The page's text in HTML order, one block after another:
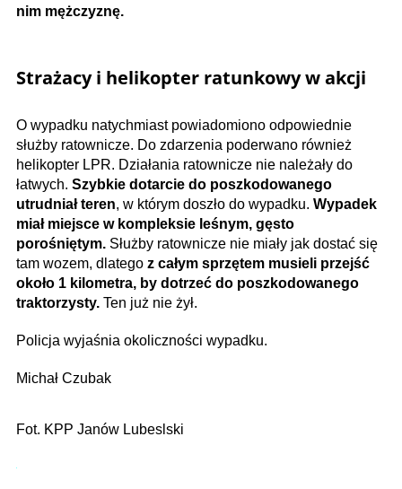
nim mężczyznę.
Strażacy i helikopter ratunkowy w akcji
O wypadku natychmiast powiadomiono odpowiednie
służby ratownicze. Do zdarzenia poderwano również
helikopter LPR. Działania ratownicze nie należały do
łatwych. Szybkie dotarcie do poszkodowanego
utrudniał teren, w którym doszło do wypadku. Wypadek
miał miejsce w kompleksie leśnym, gęsto
porośniętym. Służby ratownicze nie miały jak dostać się
tam wozem, dlatego z całym sprzętem musieli przejść
około 1 kilometra, by dotrzeć do poszkodowanego
traktorzysty. Ten już nie żył.
Policja wyjaśnia okoliczności wypadku.
Michał Czubak
Fot. KPP Janów Lubeslski